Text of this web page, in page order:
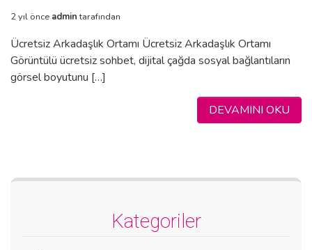
2 yıl önce admintarafından
Ücretsiz Arkadaşlık Ortamı Ücretsiz Arkadaşlık Ortamı
Görüntülü ücretsiz sohbet, dijital çağda sosyal bağlantıların
görsel boyutunu […]
DEVAMINI OKU
Kategoriler